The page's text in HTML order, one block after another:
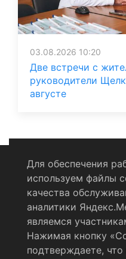
03.08.2026 10:20
Две встречи с
руководители
августе
Политика
Согласие на
Для обеспечения
используем файлы
качества
аналитики
являемся
Нажимая кнопку
подтверждаете,